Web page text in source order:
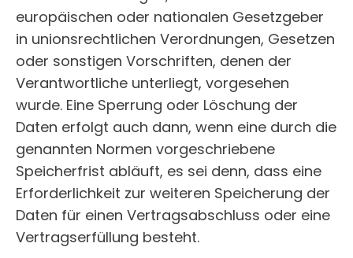
europäischen oder nationalen Gesetzgeber
in unionsrechtlichen Verordnungen, Gesetzen
oder sonstigen Vorschriften, denen der
Verantwortliche unterliegt, vorgesehen
wurde. Eine Sperrung oder Löschung der
Daten erfolgt auch dann, wenn eine durch die
genannten Normen vorgeschriebene
Speicherfrist abläuft, es sei denn, dass eine
Erforderlichkeit zur weiteren Speicherung der
Daten für einen Vertragsabschluss oder eine
Vertragserfüllung besteht.